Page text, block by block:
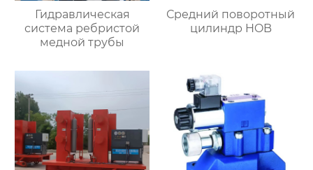
Гидравлическая
система ребристой
медной трубы
Средний поворотный
цилиндр HOB